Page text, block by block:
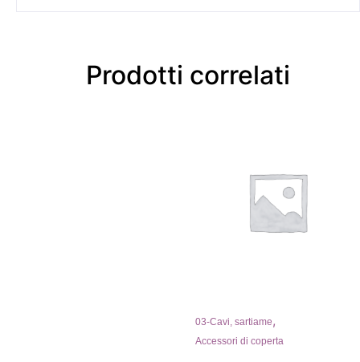
Prodotti correlati
03-Cavi, sartiame,
Accessori di coperta